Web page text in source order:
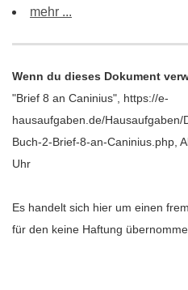
mehr ...
Wenn du dieses Dokument
"Brief 8 an Caninius", https://e-
hausaufgaben.de/
Buch-2-Brief-8-an-Caninius.php,
Uhr
Es handelt sich hier um einen
für den keine Haftung